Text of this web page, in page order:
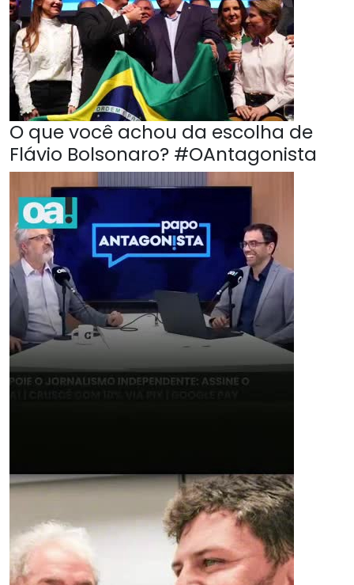
O que você achou da escolha de
Flávio Bolsonaro? #OAntagonista